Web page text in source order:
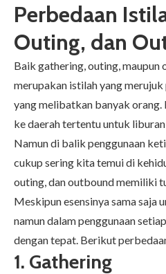
Perbedaan
Outing, dan
Baik gathering,outing, maupun
merupakan istilah yang
yang melibatkan banyak orang.
ke daerah tertentu untuk
Namun di balik penggunaan
cukup sering kita temui di
outing, dan outbound memiliki
Meskipun esensinya sama saja
namun dalam penggunaan
dengan tepat. Berikut
1. Gathering